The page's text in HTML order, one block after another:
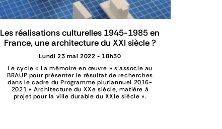
Les réalisations culturelles 1945-1985 en
France, une architecture du XXI siècle ?
Lundi 23 mai 2022 - 18h30
Le cycle « La mémoire en œuvre » s’associe au
BRAUP pour présenter le résultat de recherches
dans le cadre du Programme pluriannuel 2016-
2021 « Architecture du XXe siècle, matière à
projet pour la ville durable du XXIe siècle ».